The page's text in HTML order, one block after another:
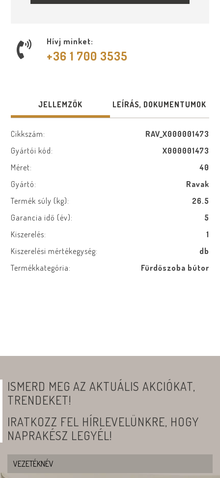
Hívj minket:
+36 1 700 3535
JELLEMZŐK LEÍRÁS, DOKUMENTUMOK
Cikkszám:
RAV_X000001473
Gyártói kód:
X000001473
Méret:
40
Gyártó:
Ravak
Termék súly (kg):
26.5
Garancia idő (év):
5
Kiszerelés:
1
Kiszerelési mértékegység:
db
Termékkategória:
Fürdőszoba bútor
ISMERD MEG AZ AKTUÁLIS AKCIÓKAT,
TRENDEKET!
IRATKOZZ FEL HÍRLEVELÜNKRE, HOGY
NAPRAKÉSZ LEGYÉL!